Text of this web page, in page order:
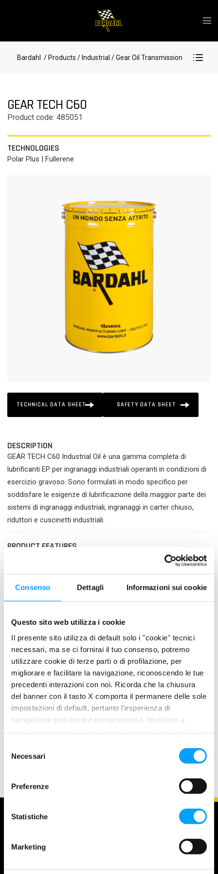
Consenso Dettagli Informazioni sui cookie
Questo sito web utilizza i cookie
Il presente sito utilizza di default solo i "cookie" tecnici
necessari, ma se ci fornirai il tuo consenso, potremo
utilizzare cookie di terze parti o di profilazione, per
migliorare e facilitare la navigazione, riconoscendo le tue
precedenti interazioni con noi. Ricorda che la chiusura
del banner con il tasto X comporta il permanere delle sole
impostazioni di default, pertanto l’esperienza di
navigazione può essere compromessa. Invitiamo a
Privacy Policy.
Necessari
Preferenze
Statistiche
Marketing
Bardahl / Products / Industrial / Gear Oil Transmission
GEAR TECH C60
Product code: 485051
TECHNOLOGIES
Polar Plus | Fullerene
TECHNICAL DATA SHEET SAFETY DATA SHEET
DESCRIPTION
GEAR TECH C60 Industrial Oil è una gamma completa di
lubrificanti EP per ingranaggi industriali operanti in condizioni di
esercizio gravoso. Sono formulati in modo specifico per
soddisfare le esigenze di lubrificazione della maggior parte dei
sistemi di ingranaggi industriali, ingranaggi in carter chiuso,
riduttori e cuscinetti industriali.
PRODUCT FEATURES
Contiene l’esclusiva FORMULA anti-attrito BARDAHL
POLAR PLUS – FULLERENE C60
Massima protezione degli ingranaggi contro l’usura
Riduzione della temperatura di esercizio
Massima protezione contro OSSIDAZIONE e
CORROSIONE
PROPERTIES
L’esclusiva additivazione con la FORMULA anti-attrito
BARDAHL POLAR PLUS – FULLERENE C60, assicura una
riduzione degli attriti nettamente superiore rispetto ai
lubrificanti convenzionali rendendo GEAR TECH C60
particolarmente adatto in tutte quelle applicazioni dove forti
esercizio.